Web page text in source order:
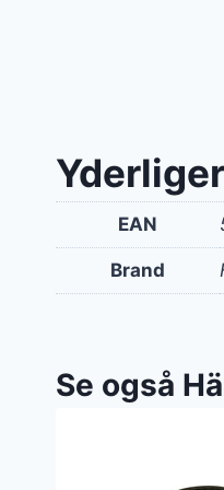
EAN
Brand
Se også